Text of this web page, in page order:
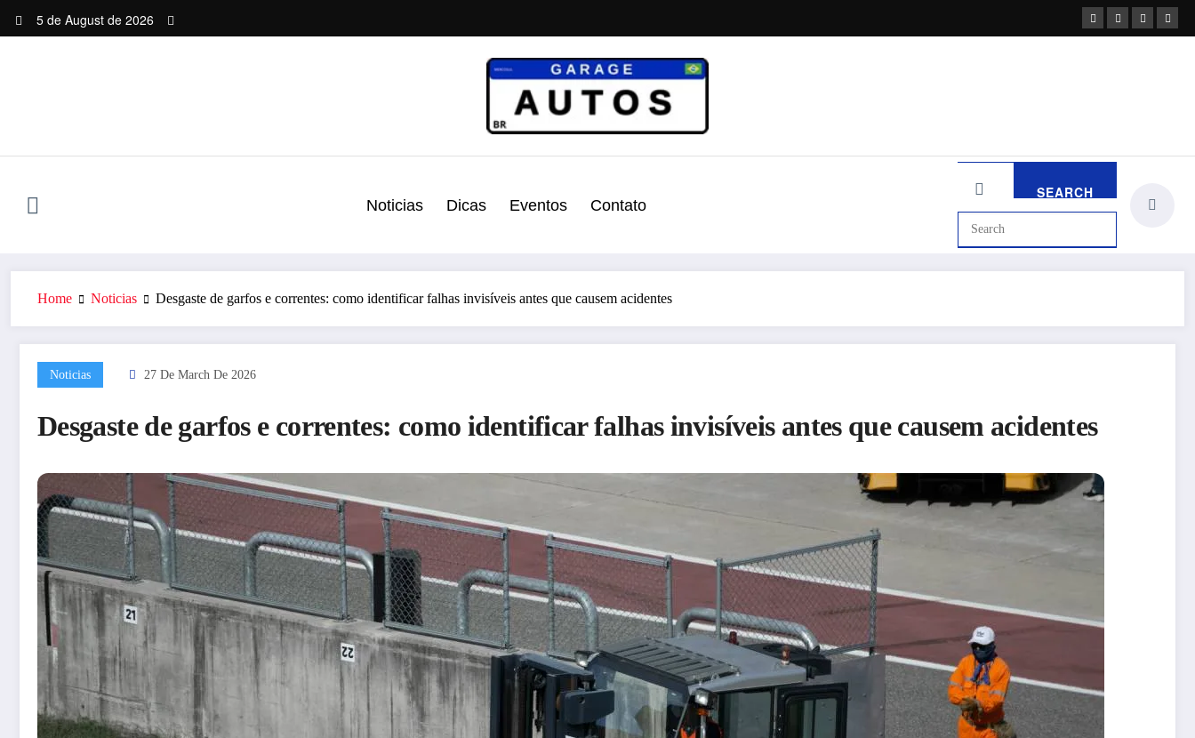
5 de August de 2026
Noticias Dicas Eventos Contato
Home Noticias Desgaste de garfos e correntes: como identificar falhas invisíveis antes que causem acidentes
Noticias 27 De March De 2026
Desgaste de garfos e correntes: como identificar falhas invisíveis antes que causem acidentes